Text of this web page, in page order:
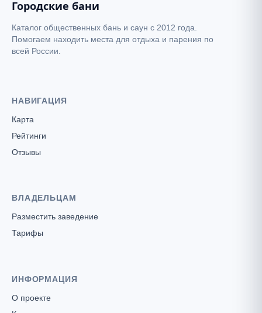
Городские бани
Каталог общественных бань и саун с 2012 года.
Помогаем находить места для отдыха и парения по
всей России.
НАВИГАЦИЯ
Карта
Рейтинги
Отзывы
ВЛАДЕЛЬЦАМ
Разместить заведение
Тарифы
ИНФОРМАЦИЯ
О проекте